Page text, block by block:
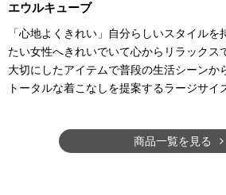
エウルキューブ
「心地よくきれい」自分らしいスタイル
たい女性へきれいでいて心からリラックス
大切にしたアイテムで普段の生活シーンか
トータルな着こなしを提案するラージサイ
商品一覧を見る